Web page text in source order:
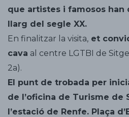
que artistes i famosos han
llarg del segle XX.
En finalitzar la visita, et
cava al centre LGTBI de
2a).
El punt de trobada per
de l’oficina de Turisme de
l’estació de Renfe. Plaça